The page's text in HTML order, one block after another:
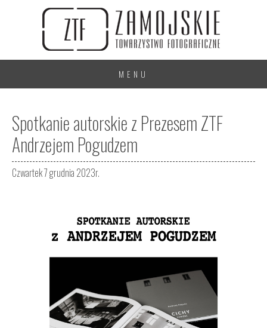
MENU
Spotkanie autorskie z Prezesem ZTF
Andrzejem Pogudzem
Czwartek 7 grudnia 2023r.